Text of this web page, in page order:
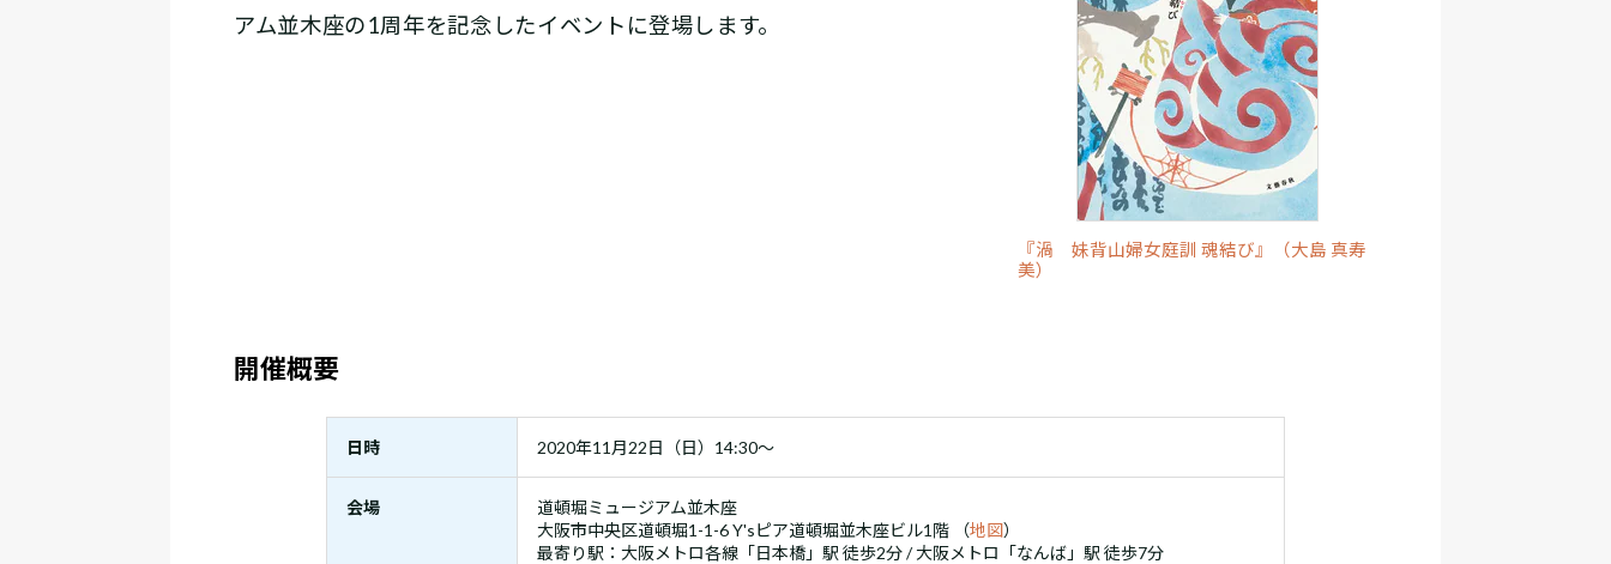
『渦 妹背山婦女庭訓 魂結び』（大島 真寿
美）
アム並木座の1周年を記念したイベントに登場します。
開催概要
日時 2020年11月22日（日）14:30～
会場
道頓堀ミュージアム並木座
大阪市中央区道頓堀1-1-6 Y'sピア道頓堀並木座ビル1階 （地図）
最寄り駅：大阪メトロ各線「日本橋」駅 徒歩2分 / 大阪メトロ「なんば」駅 徒歩7分